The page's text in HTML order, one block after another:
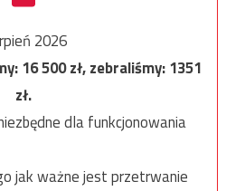
2026
16 500zł, zebraliśmy:1351
zł.
dla funkcjonowania
jak ważne jest przetrwanie